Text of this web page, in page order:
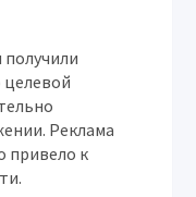
получили
целевой
Реклама
привело к